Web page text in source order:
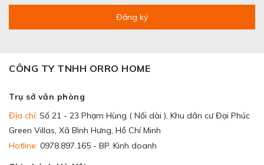
Đăng ký
CÔNG TY TNHH ORRO HOME
Trụ sở văn phòng
Địa chỉ: Số 21 - 23 Phạm Hùng ( Nối dài ), Khu dân cư Đại Phúc
Green Villas, Xã Bình Hưng, Hồ Chí Minh
Hotline: 0978.897.165 - BP. Kinh doanh